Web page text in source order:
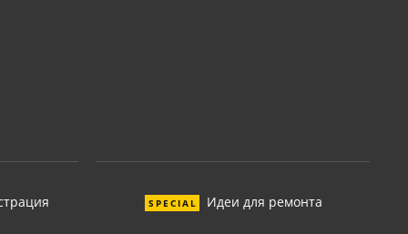
SPECIAL Идеи для ремонта